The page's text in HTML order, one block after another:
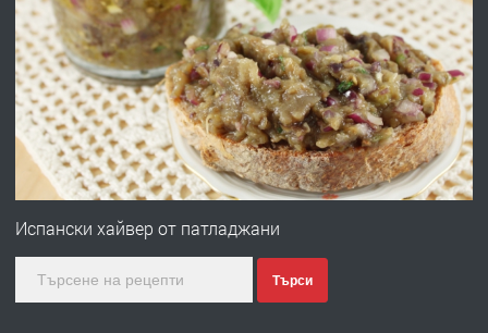
ПРЕДЛАГА
Заведение /ресторант, бистро/ в с.
Чакаларово, община Кирково
преди 7 месеца
ПРЕДЛАГА
Гараж под наем в супер център
Испански хайвер от патладжани
Търси